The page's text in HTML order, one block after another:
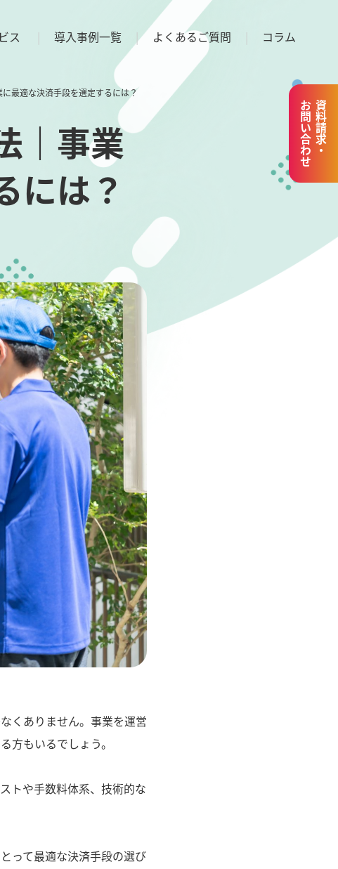
ス 導入事例一覧 よくあるご質問 コラム
最適な決済手段を選定するには？
｜事業
には？
くありません。事業を運営
方もいるでしょう。
トや手数料体系、技術的な
って最適な決済手段の選び
資料請求・
お問い合わせ